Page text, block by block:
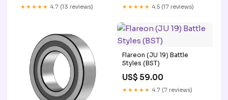
★★★★★ 4.7 (13 reviews) ★★★★★ 4.5 (17 reviews)
Flareon (JU 19) Battle
Styles (BST)
US$ 59.00
★★★★★ 4.7 (7 reviews)